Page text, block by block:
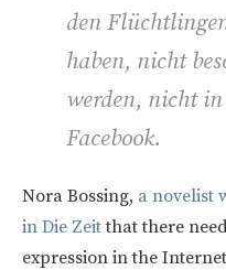
den
haben, nicht
werden, nicht
Facebook.
Nora Bossing, a novelist
in Die Zeitthat there
expression in the